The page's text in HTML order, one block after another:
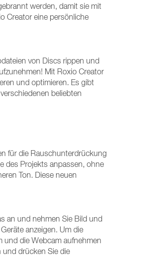
werden, damit sie mit
Creator eine persönliche
von Discs rippen und
Mit Roxio Creator
und optimieren. Es gibt
beliebten
für die Rauschunterdrückung
des Projekts anpassen, ohne
Ton. Diese neuen
an und nehmen Sie Bild und
anzeigen. Um die
und die Webcam aufnehmen
und drücken Sie die